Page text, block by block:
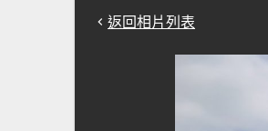
返回相片列表